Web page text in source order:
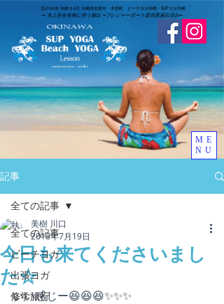
​【LinoKai 沖縄ヨガ】沖縄県名護市・本部町 ビーチヨガ沖縄・SUPヨガ沖縄
➖ 水上安全条例に伴う届出 ➖​プレジャーボート提供業届出済み➖
ME
NU
記事
全ての記事
ビーチヨガ
出張ヨガ
修学旅行
全ての記事
今日も来てくださいまし
た☆
美樹 川口
2018年7月19日
いい感じー😆😆😆✨✨✨